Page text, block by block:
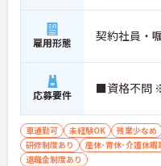
雇用形態 契約社員・
応募要件 ■資格不問
車通勤可 未経験OK 残業少なめ
研修制度あり
産休･育休･介護休暇
退職金制度あり